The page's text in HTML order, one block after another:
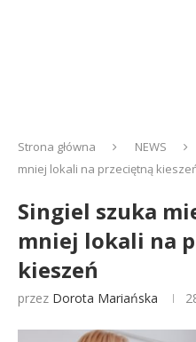
Strona główna NEWS
mniej lokali na przeciętną
Singiel szuka
mniej lokali na
kieszeń
przez Dorota Mariańska